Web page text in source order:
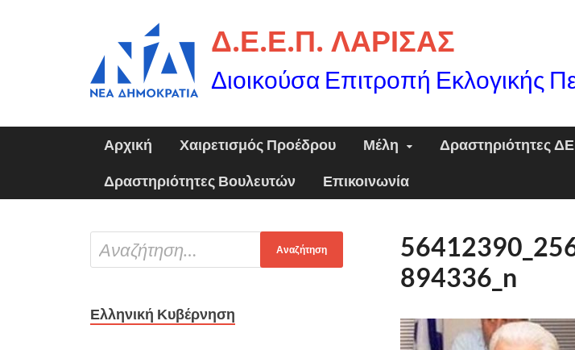
Δ.Ε.Ε.Π. ΛΑΡΙΣΑΣ
Διοικούσα Επιτροπή Εκλογικής
Αρχική Χαιρετισμός Προέδρου Μέλη Δραστηριότητες
Δραστηριότητες Βουλευτών Επικοινωνία
894336_n
Ελληνική Κυβέρνηση